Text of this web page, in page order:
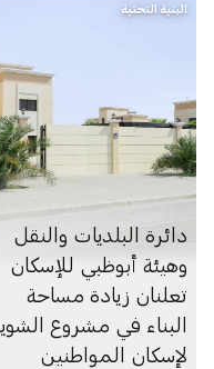
البنية التحتية
دائرة البلديات والنقل
وهيئة أبوظبي للإسكان
تعلنان زيادة مساحة
البناء في مشروع
لإسكان المواطنين